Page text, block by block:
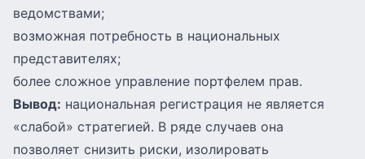
ведомствами;
возможная потребность в национальных
представителях;
более сложное управление портфелем прав.
Вывод: национальная регистрация не является
«слабой» стратегией. В ряде случаев она
позволяет снизить риски, изолировать